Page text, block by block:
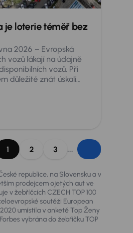
je loterie téměř bez
2026 – Evropská
vozů lákají na údajně
vozů. Při
důležité znát úskalí
parametry věku
pro zákazníky
odborníků a
co si dát pozor při
1 2 3 ...
republice, na Slovensku a v
prodejcem ojetých aut ve
v žebříčcích CZECH TOP 100
soutěži European
umístila v anketě Top Ženy
vybrána do žebříčku TOP